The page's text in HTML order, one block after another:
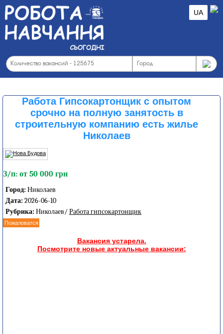
UA
Работа Гипсокартонщик с опытом
срочно на полную занятость в
строительную компанию есть жилье
Николаев
З/п: от 50 000 грн
Город: Николаев
Дата: 2026-06-10
Рубрика: Николаев/ Работа гипсокартонщик
Пожаловатся
Вакансия устарела.
Посмотрите новые актуальные вакансии: